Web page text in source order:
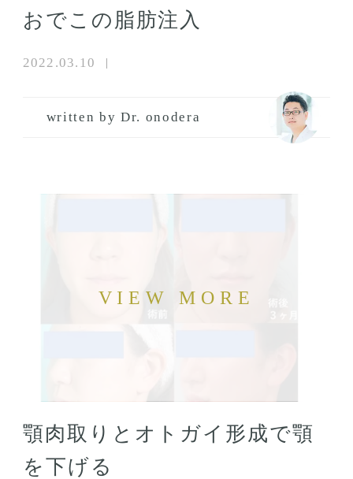
おでこの脂肪注入
2022.03.10
written by Dr. onodera
顎肉取りとオトガイ形成で顎
を下げる